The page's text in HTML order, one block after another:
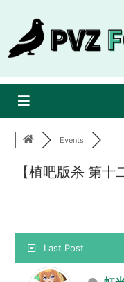
Events
【植吧版杀 第
Last Post